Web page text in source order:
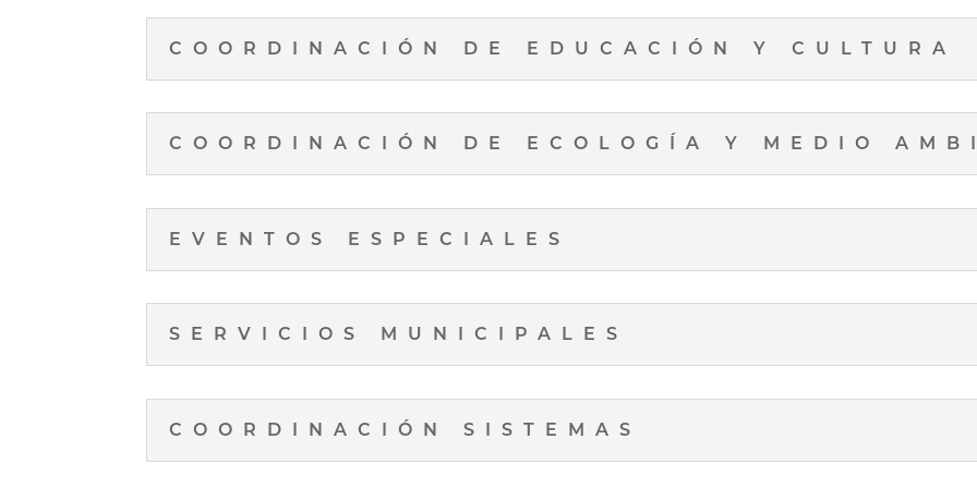
COORDINACIÓN DE EDUCACIÓN Y CULTURA
COORDINACIÓN DE ECOLOGÍA Y MEDIO
EVENTOS ESPECIALES
SERVICIOS MUNICIPALES
COORDINACIÓN SISTEMAS